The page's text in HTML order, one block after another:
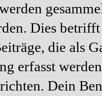
Dies
die als
erfasst
Dein